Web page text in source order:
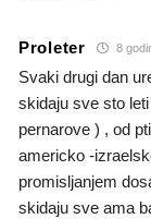
Proleter 8
Svaki drugi dan
skidaju sve sto
pernarove ) , od
americko -
promisljanjem
skidaju sve ama